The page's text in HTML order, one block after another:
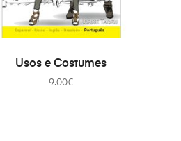
ADICIONAR
Usos e Costumes
9.00€